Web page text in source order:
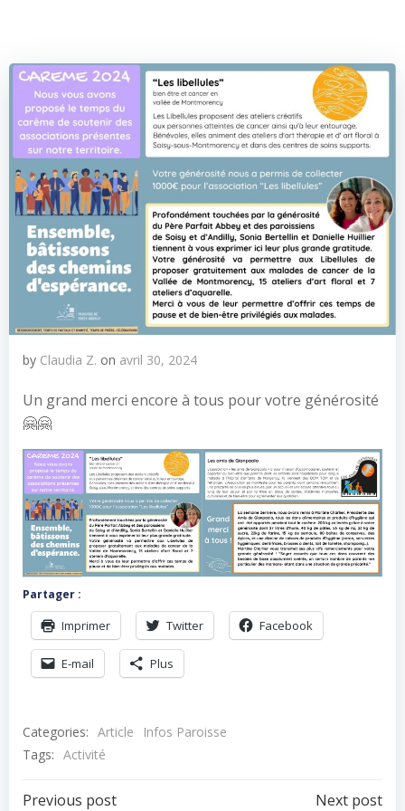
by Claudia Z. on avril 30, 2024
Un grand merci encore à tous pour votre générosité
🤗🤗
Partager :
Imprimer Twitter Facebook
E-mail Plus
Categories: Article
Infos Paroisse
Tags: Activité
Previous post Next post